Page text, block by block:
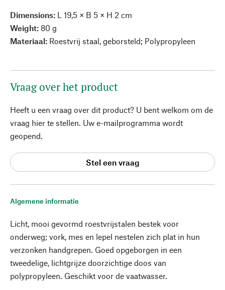
Algemene informatie
Licht, mooi gevormd roestvrijstalen bestek voor
onderweg; vork, mes en lepel nestelen zich plat in hun
verzonken handgrepen. Goed opgeborgen in een
tweedelige, lichtgrijze doorzichtige doos van
polypropyleen. Geschikt voor de vaatwasser.
Dimensions: L 19,5 × B 5 × H 2 cm
Weight: 80 g
Materiaal: Roestvrij staal, geborsteld; Polypropyleen
Vraag over het product
Heeft u een vraag over dit product? U bent welkom om de
vraag hier te stellen. Uw e-mailprogramma wordt
geopend.
Stel een vraag